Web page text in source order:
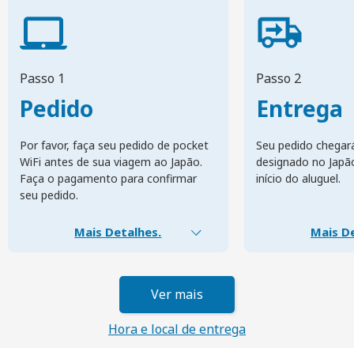
Passo 1
Pedido
Por favor, faça seu pedido de pocket
WiFi antes de sua viagem ao Japão.
Faça o pagamento para confirmar
seu pedido.
Mais Detalhes.
Passo 2
Entrega
Seu pedido
designado no
início do aluguel.
Mais
Ver mais
Hora e local de entrega